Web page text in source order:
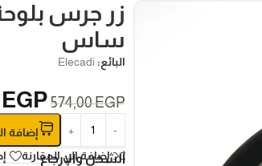
زر جرس
ساس
البائع: Elecadi
574,00EGP
EGP
إضافة
إضافة الي المقارنة
الشحن والإرجاع